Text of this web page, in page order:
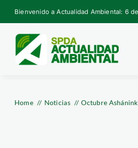
Skip
to
content
Bienvenido a Actualidad Ambiental: 6
Home Noticias Octubre